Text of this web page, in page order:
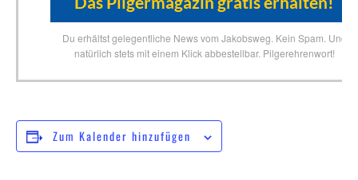
Du erhältst gelegentliche News vom Jakobsweg. Kein Spam. Und
natürlich stets mit einem Klick abbestellbar. Pilgerehrenwort!
Zum Kalender hinzufügen